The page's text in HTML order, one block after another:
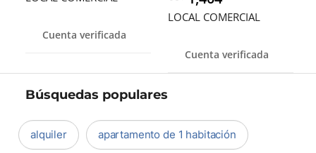
Cuenta verificada
LOCAL COMERCIAL
Cuenta verificada
Búsquedas populares
alquiler apartamento de 1 habitación